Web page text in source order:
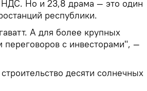
Но и 23,8 драма — это один
республики.
А для более крупных
переговоров с инвесторами", —
десяти солнечных